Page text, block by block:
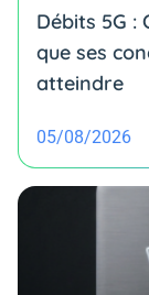
Débits 5G :
que ses
atteindre
05/08/2026